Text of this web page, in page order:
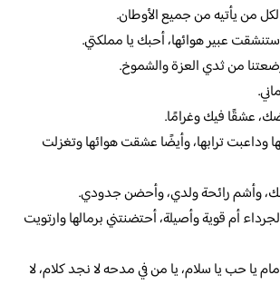
لكل من يأتيه من جميع الأوطان.
عبير هوائها، أحبك يا مملكتي.
من ثدي العزة والشموخ.
عشقًا فيك وغرامًا.
وداعبت ترابها، وأيضًا عشقت هوائها وتغزلت
وأشم رائحة ولدي، وأحضن جدودي.
أم قوية وأصيلة، أحتضنتني برمالها وارتويت
يا حب يا سلام، يا من في مدحه لا نجد كلام، لا